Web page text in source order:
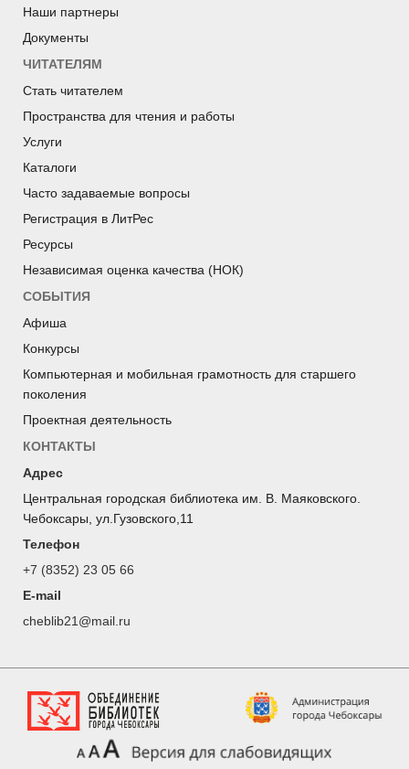
Наши партнеры
Документы
ЧИТАТЕЛЯМ
Стать читателем
Пространства для чтения и работы
Услуги
Каталоги
Часто задаваемые вопросы
Регистрация в ЛитРес
Ресурсы
Независимая оценка качества (НОК)
СОБЫТИЯ
Афиша
Конкурсы
Компьютерная и мобильная грамотность для старшего
поколения
Проектная деятельность
КОНТАКТЫ
Адрес
Центральная городская библиотека им. В. Маяковского.
Чебоксары, ул.Гузовского,11
Телефон
+7 (8352) 23 05 66
E-mail
cheblib21@mail.ru